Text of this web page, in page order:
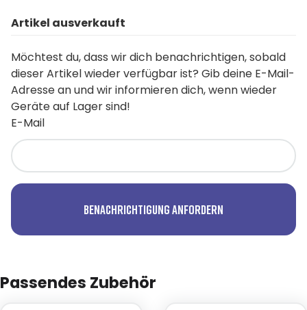
Artikel ausverkauft
Möchtest du, dass wir dich benachrichtigen, sobald
dieser Artikel wieder verfügbar ist? Gib deine E-Mail-
Adresse an und wir informieren dich, wenn wieder
Geräte auf Lager sind!
E-Mail
Benachrichtigung anfordern
Passendes Zubehör